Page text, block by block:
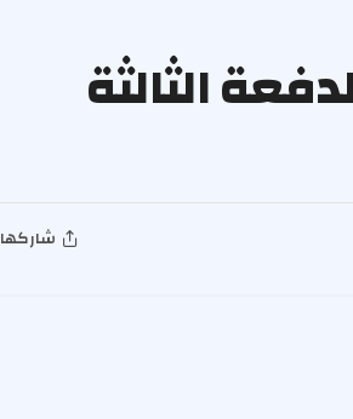
الدفعة الثالثة
شاركها